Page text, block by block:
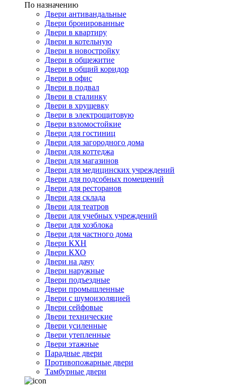
По назначению
Двери антивандальные
Двери бронированные
Двери в квартиру
Двери в котельную
Двери в новостройку
Двери в общежитие
Двери в общий коридор
Двери в офис
Двери в подвал
Двери в сталинку
Двери в хрущевку
Двери в электрощитовую
Двери взломостойкие
Двери для гостиниц
Двери для загородного дома
Двери для коттеджа
Двери для магазинов
Двери для медицинских учреждений
Двери для подсобных помещений
Двери для ресторанов
Двери для склада
Двери для театров
Двери для учебных учреждений
Двери для хозблока
Двери для частного дома
Двери КХН
Двери КХО
Двери на дачу
Двери наружные
Двери подъездные
Двери промышленные
Двери с шумоизоляцией
Двери сейфовые
Двери технические
Двери усиленные
Двери утепленные
Двери этажные
Парадные двери
Противопожарные двери
Тамбурные двери